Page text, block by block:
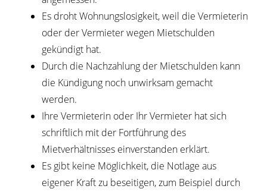
Es droht Wohnungslosigkeit, weil die Vermieterin
oder der Vermieter wegen Mietschulden
gekündigt hat.
Durch die Nachzahlung der Mietschulden kann
die Kündigung noch unwirksam gemacht
werden.
Ihre Vermieterin oder Ihr Vermieter hat sich
schriftlich mit der Fortführung des
Mietverhältnisses einverstanden erklärt.
Es gibt keine Möglichkeit, die Notlage aus
eigener Kraft zu beseitigen, zum Beispiel durch